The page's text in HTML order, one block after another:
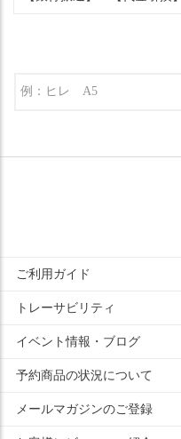
ご利用ガイド
トレーサビリティ
イベント情報・ブログ
予約商品の状況について
メールマガジンのご登録